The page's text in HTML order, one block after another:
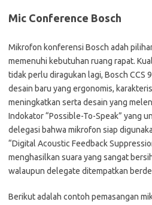
Mic Conference Bosch
Mikrofon konferensi Bosch adah
memenuhi kebutuhan ruang rapat.
tidak perlu diragukan lagi, Bosch CCS
desain baru yang ergonomis,
meningkatkan serta desain yang
Indokator “Possible-To-Speak” yang
delegasi bahwa mikrofon siap
“Digital Acoustic Feedback
menghasilkan suara yang sangat
walaupun delegate ditempatkan
Berikut adalah contoh pemasangan